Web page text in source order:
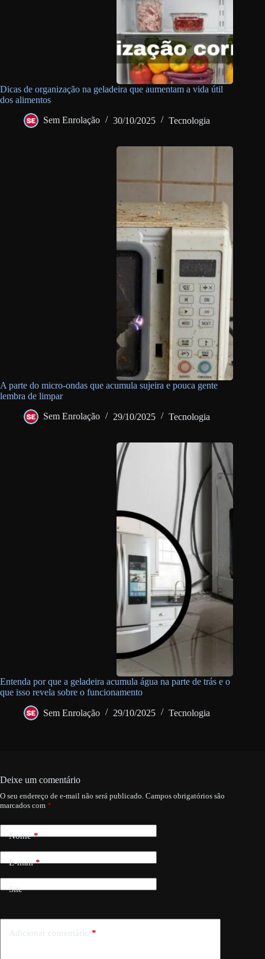
Dicas de organização na geladeira que aumentam a vida útil
dos alimentos
Sem Enrolação 30/10/2025 Tecnologia
A parte do micro-ondas que acumula sujeira e pouca gente
lembra de limpar
Sem Enrolação 29/10/2025 Tecnologia
Entenda por que a geladeira acumula água na parte de trás e o
que isso revela sobre o funcionamento
Sem Enrolação 29/10/2025 Tecnologia
Deixe um comentário
O seu endereço de e-mail não será publicado. Campos obrigatórios são
marcados com *
Nome*
E-mail*
Site
Adicionar comentário *